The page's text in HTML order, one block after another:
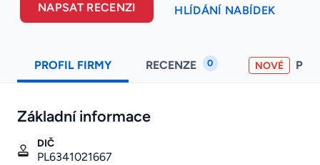
NAPSAT RECENZI HLÍDÁNÍ NABÍDEK
PROFIL FIRMY RECENZE 0 NOVÉ
Základní informace
DIČ
PL6341021667